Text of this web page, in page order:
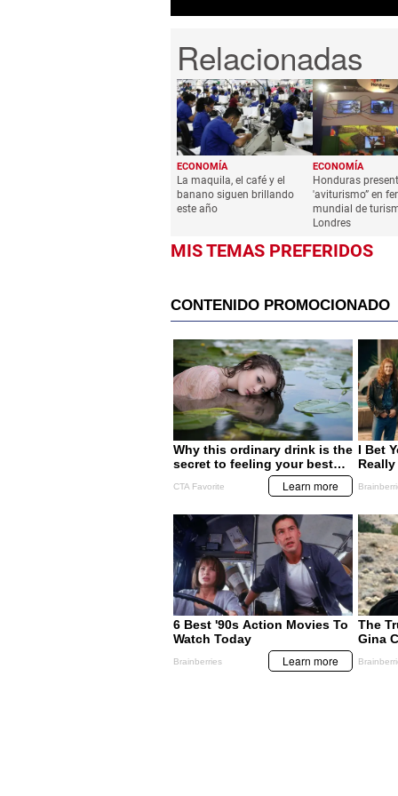
ECONOMÍA
La maquila, el café y el
banano siguen brillando
este año
ECONOMÍA
Honduras
'aviturismo” en
mundial de
Londres
MIS TEMAS PREFERIDOS